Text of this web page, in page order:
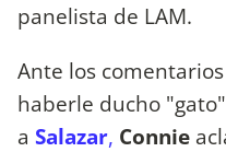
panelista de LAM.
Ante los
haberle ducho "gato"
a Salazar, Connie